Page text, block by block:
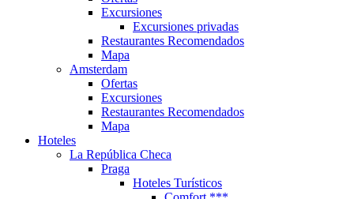
Excursiones
Excursiones privadas
Restaurantes Recomendados
Mapa
Amsterdam
Ofertas
Excursiones
Restaurantes Recomendados
Mapa
Hoteles
La República Checa
Praga
Hoteles Turísticos